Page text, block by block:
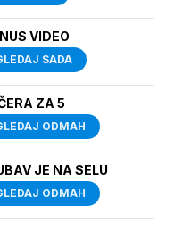
VIDEO
SADA
ZA 5
ODMAH
JE NA SELU
ODMAH